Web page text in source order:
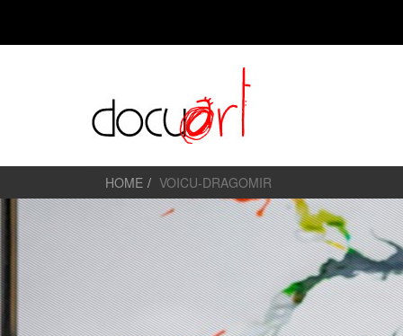
HOME VOICU-DRAGOMIR